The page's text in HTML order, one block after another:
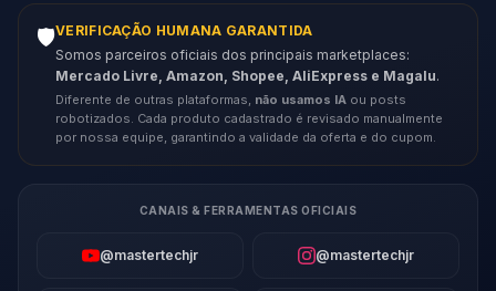
🛡️VERIFICAÇÃO HUMANA GARANTIDA
Somos parceiros oficiais dos principais marketplaces:
Mercado Livre, Amazon, Shopee, AliExpress e Magalu.
Diferente de outras plataformas, não usamos IA ou posts
robotizados. Cada produto cadastrado é revisado manualmente
por nossa equipe, garantindo a validade da oferta e do cupom.
CANAIS & FERRAMENTAS OFICIAIS
@mastertechjr @mastertechjr